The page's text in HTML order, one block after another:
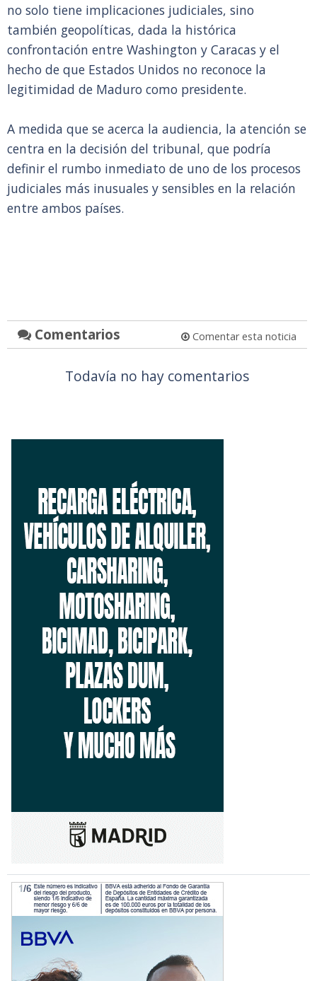
no solo tiene implicaciones judiciales, sino
también geopolíticas, dada la histórica
confrontación entre Washington y Caracas y el
hecho de que Estados Unidos no reconoce la
legitimidad de Maduro como presidente.
A medida que se acerca la audiencia, la atención se
centra en la decisión del tribunal, que podría
definir el rumbo inmediato de uno de los procesos
judiciales más inusuales y sensibles en la relación
entre ambos países.
Comentarios Comentar esta noticia
Todavía no hay comentarios